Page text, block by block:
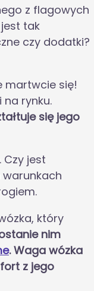
z flagowych
tak
czy dodatki?
martwcie się!
rynku.
się jego
jest
który
nim
. Waga wózka
z jego